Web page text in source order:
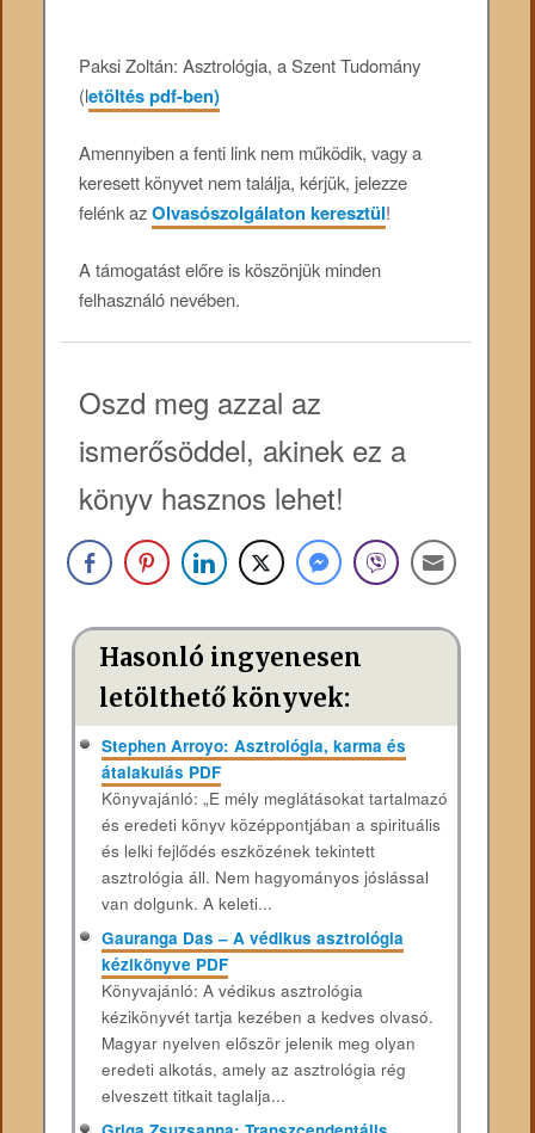
Paksi Zoltán: Asztrológia, a Szent Tudomány
(letöltés pdf-ben)
Amennyiben a fenti link nem működik, vagy a
keresett könyvet nem találja, kérjük, jelezze
felénk azOlvasószolgálaton keresztül!
A támogatást előre is köszönjük minden
felhasználó nevében.
Oszd meg azzal az
ismerősöddel, akinek ez a
könyv hasznos lehet!
Hasonló ingyenesen
letölthető könyvek:
Stephen Arroyo: Asztrológia, karma és
átalakulás PDF
Könyvajánló: „E mély meglátásokat tartalmazó
és eredeti könyv középpontjában a spirituális
és lelki fejlődés eszközének tekintett
asztrológia áll. Nem hagyományos jóslással
van dolgunk. A keleti...
Gauranga Das – A védikus asztrológia
kézikönyve PDF
Könyvajánló: A védikus asztrológia
kézikönyvét tartja kezében a kedves olvasó.
Magyar nyelven először jelenik meg olyan
eredeti alkotás, amely az asztrológia rég
elveszett titkait taglalja...